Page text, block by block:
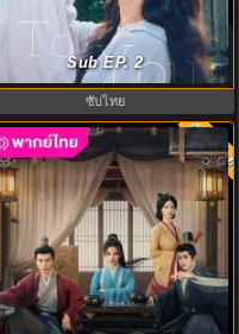
Dream to You (2026) เติมฝันในใจ
เธอ พากย์ไทย ซับไทย EP1-12
Sub EP. 2
ซับไทย
8.0 พากย์ไทย